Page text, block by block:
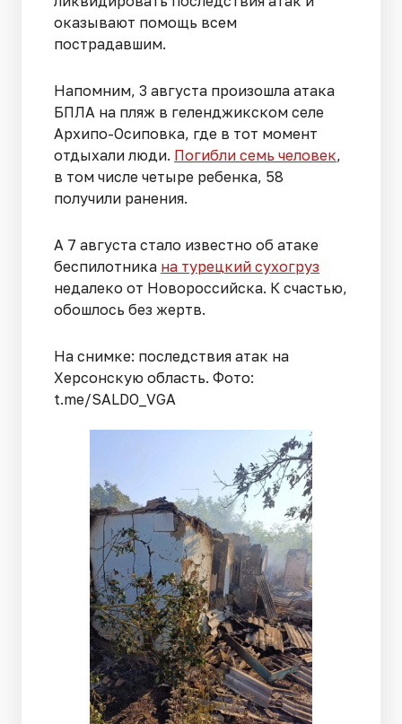
оказывают помощь всем
пострадавшим.
Напомним, 3 августа произошла атака
БПЛА на пляж в геленджикском селе
Архипо-Осиповка, где в тот момент
отдыхали люди. Погибли семь человек,
в том числе четыре ребенка, 58
получили ранения.
А 7 августа стало известно об атаке
беспилотника на турецкий сухогруз
недалеко от Новороссийска. К счастью,
обошлось без жертв.
На снимке: последствия атак на
Херсонскую область. Фото:
t.me/SALDO_VGA